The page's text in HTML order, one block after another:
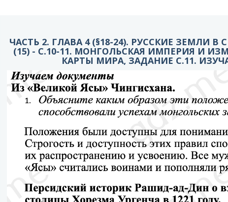
ЧАСТЬ 2. ГЛАВА 4 (§18-24). РУССКИЕ ЗЕМЛИ В
(15) - C.10-11. МОНГОЛЬСКАЯ ИМПЕРИЯ И
КАРТЫ МИРА, ЗАДАНИЕ С.11.